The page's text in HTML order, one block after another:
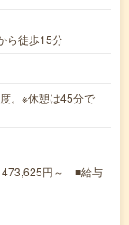
ら徒歩15分
。※休憩は45分で
473,625円～ ■給与